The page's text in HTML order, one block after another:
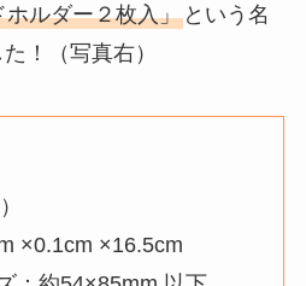
ルダー２枚入」という名
！（写真右）
×0.1cm ×16.5cm